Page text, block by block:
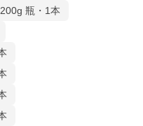
200g 瓶・1本